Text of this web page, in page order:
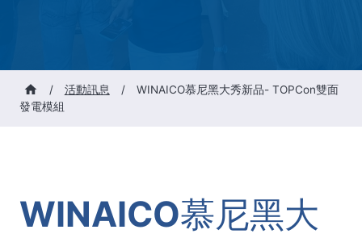
/ 活動訊息 /
WINAICO慕尼黑大秀新品- TOPCon雙面
發電模組
WINAICO慕尼黑大